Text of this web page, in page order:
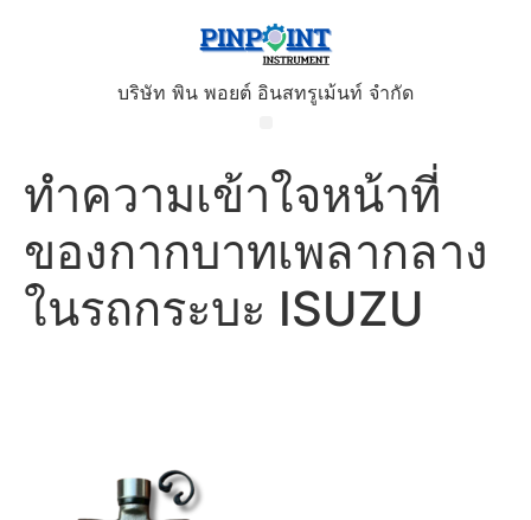
บริษัท พิน พอยต์ อินสทรูเม้นท์ จำกัด
ทำความเข้าใจหน้าที่
ของกากบาทเพลากลาง
ในรถกระบะ ISUZU